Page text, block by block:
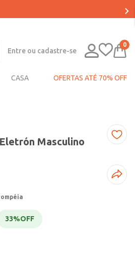
Entre ou cadastre-se
0
CASA OFERTAS ATÉ 70% OFF
Masculino
33%OFF